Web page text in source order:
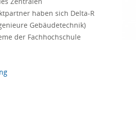
haben sich Delta-R
Gebäudetechnik)
der Fachhochschule